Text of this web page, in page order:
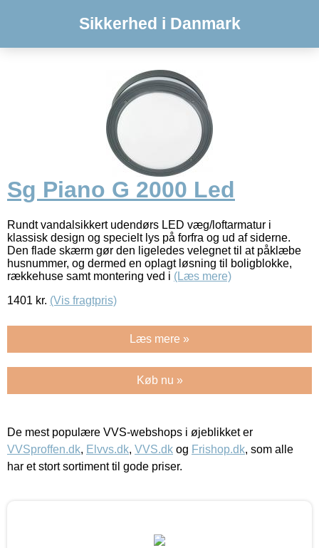
Sikkerhed i Danmark
Sg Piano G 2000 Led
Rundt vandalsikkert udendørs LED væg/loftarmatur i
klassisk design og specielt lys på forfra og ud af siderne.
Den flade skærm gør den ligeledes velegnet til at påklæbe
husnummer, og dermed en oplagt løsning til boligblokke,
rækkehuse samt montering ved i (Læs mere)
1401 kr. (Vis fragtpris)
Læs mere »
Køb nu »
De mest populære VVS-webshops i øjeblikket er
VVSproffen.dk, Elvvs.dk, VVS.dk og Frishop.dk, som alle
har et stort sortiment til gode priser.